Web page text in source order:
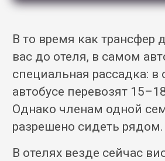
В то время как трансфер
вас до отеля, в самом
специальная рассадка: в
автобусе перевозят
Однако членам одной
разрешено сидеть рядом.
В отелях везде сейчас